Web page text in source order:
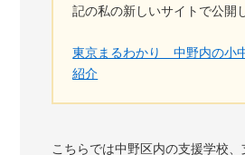
記の私の新しいサイトで公開
東京まるわかり 中野内の小
紹介
こちらでは中野区内の支援学校